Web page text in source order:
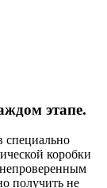
этапе.
специально
коробки
получить не